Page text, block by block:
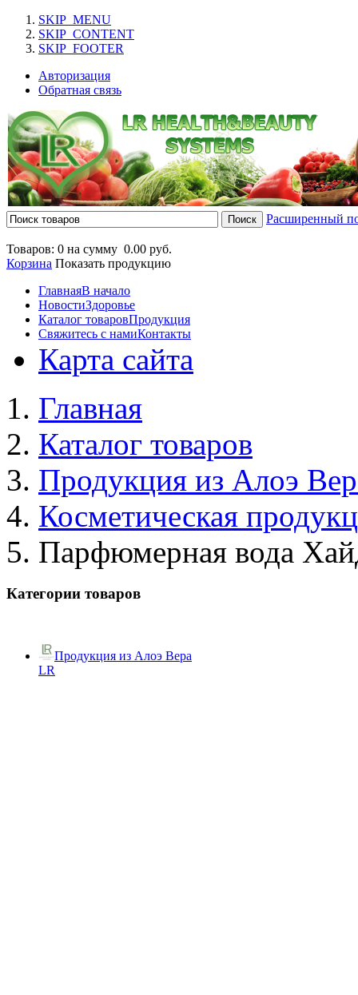
SKIP_MENU
SKIP_CONTENT
SKIP_FOOTER
Авторизация
Обратная связь
Расширенный
Товаров: 0 на сумму 0.00 руб.
Корзина Показать продукцию
ГлавнаяВ начало
НовостиЗдоровье
Каталог товаровПродукция
Свяжитесь с намиКонтакты
Карта сайта
Главная
Каталог товаров
Продукция из Алоэ
Косметическая
Парфюмерная вода
Категории товаров
Продукция из Алоэ Вера
LR